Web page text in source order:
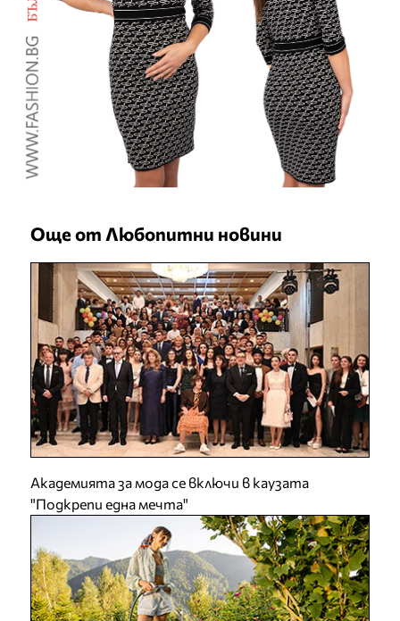
Още от Любопитни новини
Академията за мода се включи в каузата
"Подкрепи една мечта"